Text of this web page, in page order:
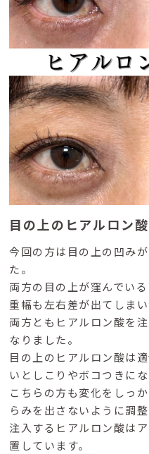
目の上のヒアルロン
今回の方は目の上の凹み
た。
両方の目の上が窪んでい
重幅も左右差が出てしま
両方ともヒアルロン酸を
なりました。
目の上のヒアルロン酸は
いとしこりやボコつきにな
こちらの方も変化をしっ
らみを出さないように調
注入するヒアルロン酸は
置しています。